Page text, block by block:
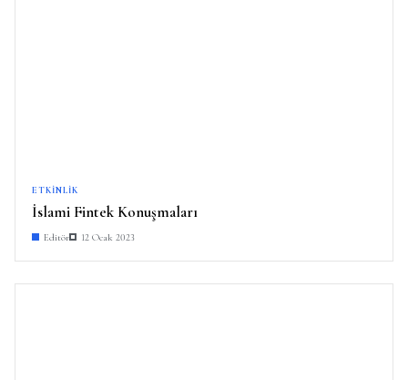
ETKINLIK
İslami Fintek Konuşmaları
Editör 12 Ocak 2023